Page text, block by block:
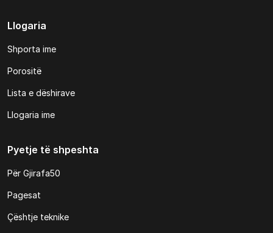
Llogaria
Shporta ime
Porositë
Lista e dëshirave
Llogaria ime
Pyetje të shpeshta
Për Gjirafa50
Pagesat
Çështje teknike